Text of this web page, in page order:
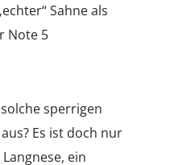
Sahne als
Note 5
sperrigen
Es ist doch nur
ein